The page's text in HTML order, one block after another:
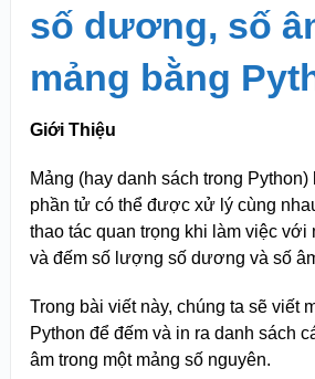
số dương, số
mảng bằng
Giới Thiệu
Mảng (hay danh sách trong
phần tử có thể được xử lý cùng
thao tác quan trọng khi làm việc với
và đếm số lượng số dương và số
Trong bài viết này, chúng ta sẽ viết
Python để đếm và in ra danh sách
âm trong một mảng số nguyên.